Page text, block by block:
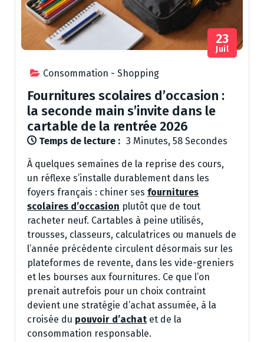
Consommation - Shopping
23
Juil
Fournitures scolaires d’occasion :
la seconde main s’invite dans le
cartable de la rentrée 2026
Temps de lecture : 3 Minutes, 58 Secondes
À quelques semaines de la reprise des cours,
un réflexe s’installe durablement dans les
foyers français : chiner ses fournitures
scolaires d’occasion plutôt que de tout
racheter neuf. Cartables à peine utilisés,
trousses, classeurs, calculatrices ou manuels de
l’année précédente circulent désormais sur les
plateformes de revente, dans les vide-greniers
et les bourses aux fournitures. Ce que l’on
prenait autrefois pour un choix contraint
devient une stratégie d’achat assumée, à la
croisée du pouvoir d’achat et de la
consommation responsable.